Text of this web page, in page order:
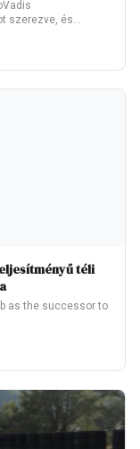
szerezve, és
téli
as the successor to